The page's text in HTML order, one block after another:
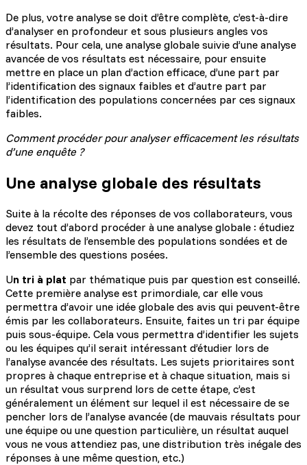
De plus, votre analyse se doit d’être complète, c’est-à-dire
d’analyser en profondeur et sous plusieurs angles vos
résultats. Pour cela, une analyse globale suivie d’une analyse
avancée de vos résultats est nécessaire, pour ensuite
mettre en place un plan d’action efficace, d’une part par
l’identification des signaux faibles et d’autre part par
l’identification des populations concernées par ces signaux
faibles.
Comment procéder pour analyser efficacement les résultats
d’une enquête ?
Une analyse globale des résultats
Suite à la récolte des réponses de vos collaborateurs, vous
devez tout d’abord procéder à une analyse globale : étudiez
les résultats de l’ensemble des populations sondées et de
l’ensemble des questions posées.
Un tri à plat par thématique puis par question est conseillé.
Cette première analyse est primordiale, car elle vous
permettra d’avoir une idée globale des avis qui peuvent-être
émis par les collaborateurs. Ensuite, faites un tri par équipe
puis sous-équipe. Cela vous permettra d’identifier les sujets
ou les équipes qu’il serait intéressant d’étudier lors de
l’analyse avancée des résultats. Les sujets prioritaires sont
propres à chaque entreprise et à chaque situation, mais si
un résultat vous surprend lors de cette étape, c’est
généralement un élément sur lequel il est nécessaire de se
pencher lors de l’analyse avancée (de mauvais résultats pour
une équipe ou une question particulière, un résultat auquel
vous ne vous attendiez pas, une distribution très inégale des
réponses à une même question, etc.)